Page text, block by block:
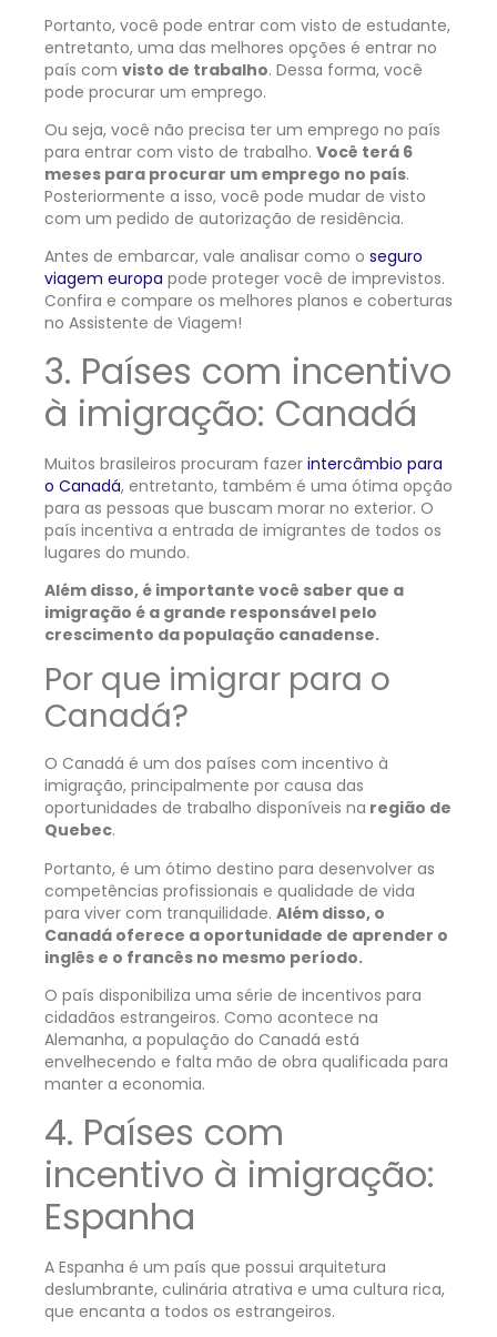
Portanto, você pode entrar com visto de estudante,
entretanto, uma das melhores opções é entrar no
país com visto de trabalho. Dessa forma, você
pode procurar um emprego.
Ou seja, você não precisa ter um emprego no país
para entrar com visto de trabalho. Você terá 6
meses para procurar um emprego no país.
Posteriormente a isso, você pode mudar de visto
com um pedido de autorização de residência.
Antes de embarcar, vale analisar como o seguro
viagem europa pode proteger você de imprevistos.
Confira e compare os melhores planos e coberturas
no Assistente de Viagem!
3. Países com incentivo
à imigração: Canadá
Muitos brasileiros procuram fazer intercâmbio para
o Canadá, entretanto, também é uma ótima opção
para as pessoas que buscam morar no exterior. O
país incentiva a entrada de imigrantes de todos os
lugares do mundo.
Além disso, é importante você saber que a
imigração é a grande responsável pelo
crescimento da população canadense.
Por que imigrar para o
Canadá?
O Canadá é um dos países com incentivo à
imigração, principalmente por causa das
oportunidades de trabalho disponíveis na região de
Quebec.
Portanto, é um ótimo destino para desenvolver as
competências profissionais e qualidade de vida
para viver com tranquilidade. Além disso, o
Canadá oferece a oportunidade de aprender o
inglês e o francês no mesmo período.
O país disponibiliza uma série de incentivos para
cidadãos estrangeiros. Como acontece na
Alemanha, a população do Canadá está
envelhecendo e falta mão de obra qualificada para
manter a economia.
4. Países com
incentivo à imigração:
Espanha
A Espanha é um país que possui arquitetura
deslumbrante, culinária atrativa e uma cultura rica,
que encanta a todos os estrangeiros.